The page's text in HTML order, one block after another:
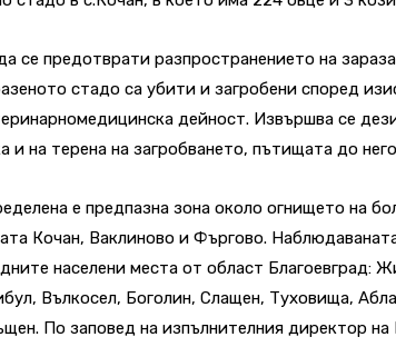
се предотврати разпространението на
стадо са убити и загробени според
дейност. Извършва се
и на терена на загробването, пътищата до
е предпазна зона около огнището на
Кочан, Ваклиново и Фъргово.
населени места от област Благоевград:
Вълкосел, Боголин, Слащен, Туховища,
По заповед на изпълнителния директор